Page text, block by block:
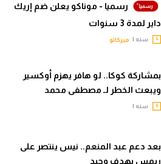
رسميا - موناكو يعلن ضم إريك
داير لمدة 3 سنوات
سنه | ميركاتو
بمشاركة كوكا.. لو هافر يهزم أوكسير
ويبعث الخطر لـ مصطفى محمد
سنه |
بعد دعم عبد المنعم.. نيس ينتصر على
ريمس بهدف وحيد